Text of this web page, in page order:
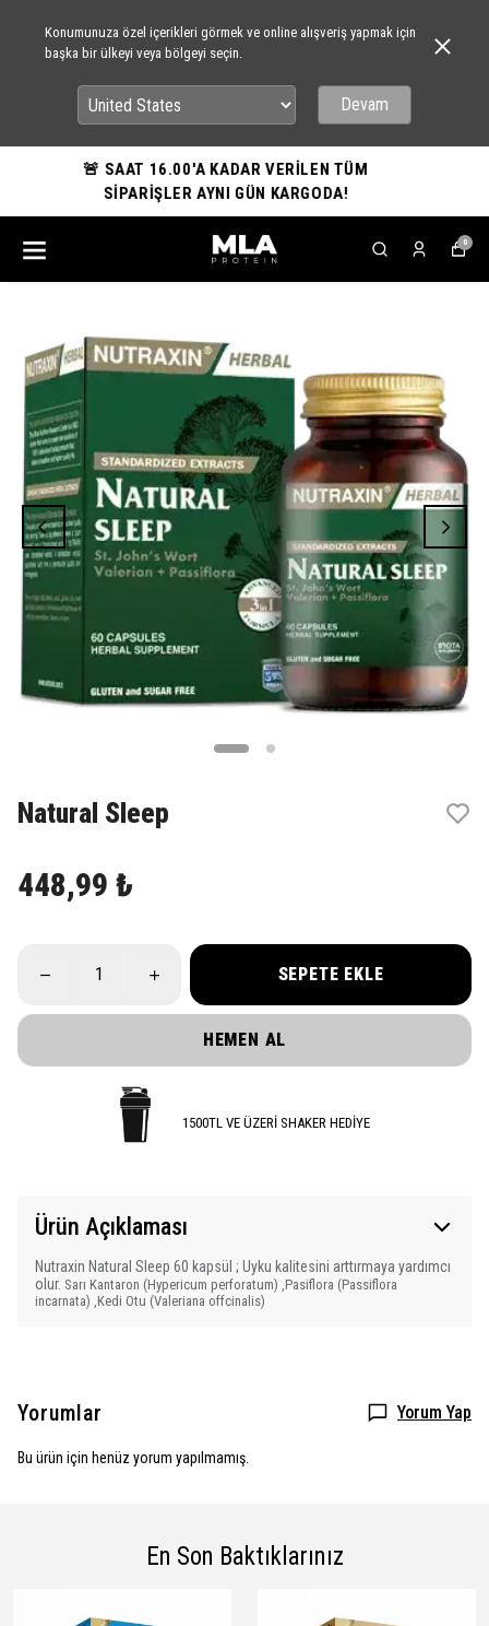
Konumunuza özel içerikleri görmek ve online alışveriş yapmak için
başka bir ülkeyi veya bölgeyi seçin.
Devam
🚨 SAAT 16.00'A KADAR VERİLEN TÜM
SİPARİŞLER AYNI GÜN KARGODA!
0
Natural Sleep
448,99 ₺
SEPETE EKLE
HEMEN AL
1500TL VE ÜZERİ SHAKER HEDİYE
Ürün Açıklaması
Nutraxin Natural Sleep 60 kapsül ; Uyku kalitesini arttırmaya yardımcı
olur. Sarı Kantaron (Hypericum perforatum) ,Pasiflora (Passiflora
incarnata) ,Kedi Otu (Valeriana offcinalis)
Yorumlar Yorum Yap
Bu ürün için henüz yorum yapılmamış.
En Son Baktıklarınız